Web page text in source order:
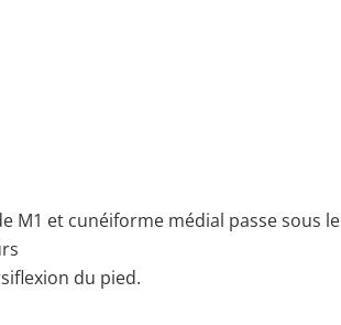
M1 et cunéiforme médial passe sous le
du pied.